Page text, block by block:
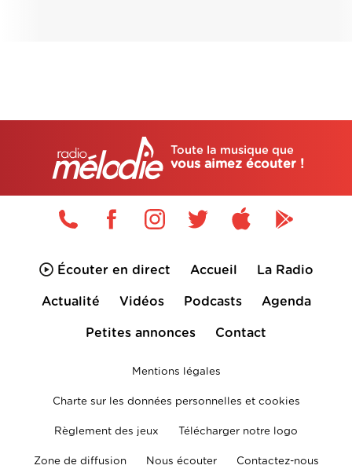
Toute la musique que
vous aimez écouter !
Écouter en direct Accueil La Radio
Actualité Vidéos Podcasts Agenda
Petites annonces Contact
Mentions légales
Charte sur les données personnelles et cookies
Règlement des jeux Télécharger notre logo
Zone de diffusion Nous écouter Contactez-nous